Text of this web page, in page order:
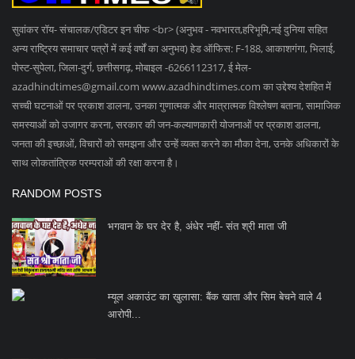
सुवांकर रॉय- संचालक/एडिटर इन चीफ <br> (अनुभव - नवभारत,हरिभूमि,नई दुनिया सहित
अन्य राष्ट्रिय समाचार पत्रों में कई वर्षों का अनुभव) हेड ऑफिस: F-188, आकाशगंगा, भिलाई,
पोस्ट-सुपेला, जिला-दुर्ग, छत्तीसगढ़, मोबाइल -6266112317, ई मेल-
azadhindtimes@gmail.com www.azadhindtimes.com का उद्देश्य देशहित में
सच्ची घटनाओं पर प्रकाश डालना, उनका गुणात्मक और मात्रात्मक विश्लेषण बताना, सामाजिक
समस्याओं को उजागर करना, सरकार की जन-कल्याणकारी योजनाओं पर प्रकाश डालना,
जनता की इच्छाओं, विचारों को समझना और उन्हें व्यक्त करने का मौका देना, उनके अधिकारों के
साथ लोकतांत्रिक परम्पराओं की रक्षा करना है।
RANDOM POSTS
भगवान के घर देर है, अंधेर नहीं- संत श्री माता जी
म्यूल अकाउंट का खुलासा: बैंक खाता और सिम बेचने वाले 4
आरोपी...